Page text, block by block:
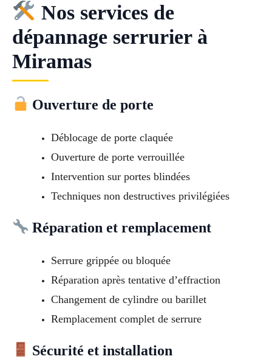
Nos services de
dépannage serrurier à
Miramas
Ouverture de porte
Déblocage de porte claquée
Ouverture de porte verrouillée
Intervention sur portes blindées
Techniques non destructives privilégiées
Réparation et remplacement
Serrure grippée ou bloquée
Réparation après tentative d’effraction
Changement de cylindre ou barillet
Remplacement complet de serrure
Sécurité et installation